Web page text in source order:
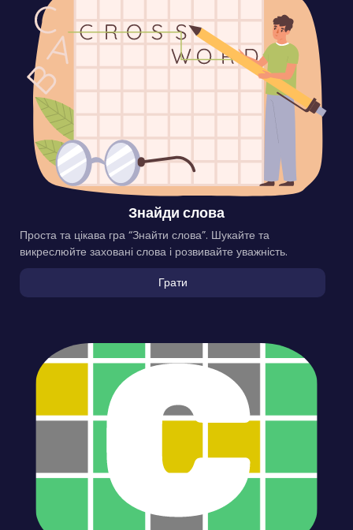
Знайди слова
Проста та цікава гра “Знайти слова”. Шукайте та
викреслюйте заховані слова і розвивайте уважність.
Грати